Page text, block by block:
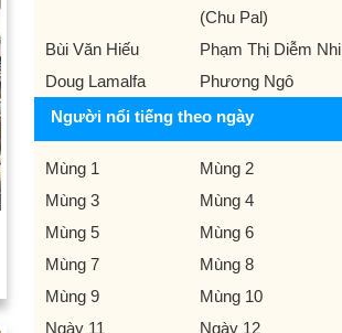
(Chu Pal)
Bùi Văn Hiếu
Phạm Thị Diễm Nhi
Doug Lamalfa
Phương Ngô
Người nổi tiếng theo ngày
Mùng 1
Mùng 2
Mùng 3
Mùng 4
Mùng 5
Mùng 6
Mùng 7
Mùng 8
Mùng 9
Mùng 10
Ngày 11
Ngày 12